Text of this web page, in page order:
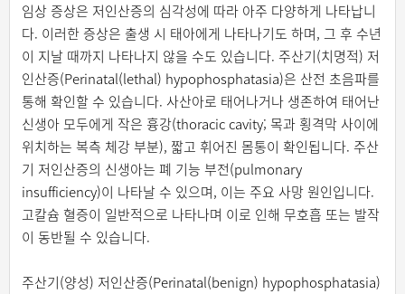
임상 증상은 저인산증의 심각성에 따라 아주 다양하게 나타납니
다. 이러한 증상은 출생 시 태아에게 나타나기도 하며, 그 후 수년
이 지날 때까지 나타나지 않을 수도 있습니다. 주산기(치명적) 저
인산증(Perinatal(lethal) hypophosphatasia)은 산전 초음파를
통해 확인할 수 있습니다. 사산아로 태어나거나 생존하여 태어난
신생아 모두에게 작은 흉강(thoracic cavity; 목과 횡격막 사이에
위치하는 복측 체강 부분), 짧고 휘어진 몸통이 확인됩니다. 주산
기 저인산증의 신생아는 폐 기능 부전(pulmonary
insufficiency)이 나타날 수 있으며, 이는 주요 사망 원인입니다.
고칼슘 혈증이 일반적으로 나타나며 이로 인해 무호흡 또는 발작
이 동반될 수 있습니다.
주산기(양성) 저인산증(Perinatal(benign) hypophosphatasia)